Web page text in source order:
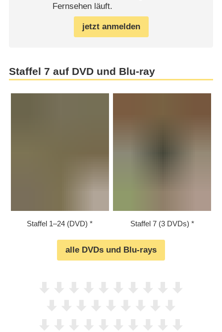
Fernsehen läuft.
jetzt anmelden
Staffel 7 auf DVD und Blu-ray
Staffel 1⁠–⁠24 (DVD) Staffel 7 (3 DVDs)
alle DVDs und Blu-rays